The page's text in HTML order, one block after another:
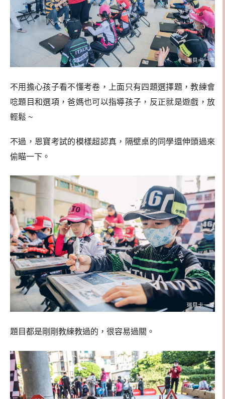
不用擔心孩子看不懂考卷，上面只有四題選擇題，教練會
唸題目和選項，爸媽也可以指導孩子，反正就是遊戲，放
輕鬆 ~
不過，恩寶考試的模樣超認真，隔壁桌的同學還伸頭過來
偷瞄一下。
題目都是剛剛教練教過的，很容易過關。